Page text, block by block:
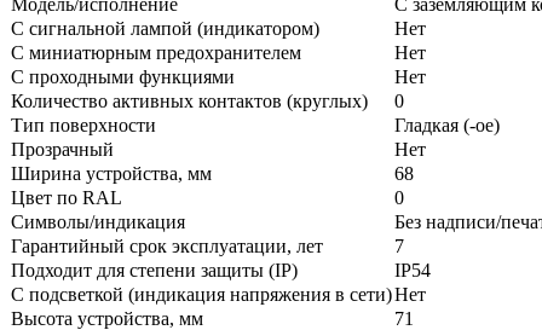
С сигнальной лампой (индикатором)
Нет
С миниатюрным предохранителем
Нет
С проходными функциями
Нет
Количество активных контактов (круглых)
0
Тип поверхности
Гладкая (-ое)
Прозрачный
Нет
Ширина устройства, мм
68
Цвет по RAL
0
Символы/индикация
Без надписи/
Гарантийный срок эксплуатации, лет
7
Подходит для степени защиты (IP)
IP54
С подсветкой (индикация напряжения в сети)Нет
Высота устройства, мм
71